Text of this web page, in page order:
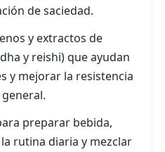
de saciedad.
y extractos de
y reishi) que ayudan
y mejorar la resistencia
preparar bebida,
rutina diaria y mezclar